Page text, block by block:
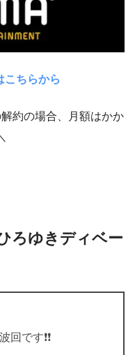
ちらから
約の場合、月額はかか
ろゆきディベー
です❗️❗️